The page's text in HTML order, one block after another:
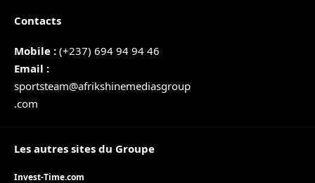
Contacts
Mobile : (+237) 694 94 94 46
Email :
sportsteam@afrikshinemediasgroup
.com
Les autres sites du Groupe
Invest-Time.com